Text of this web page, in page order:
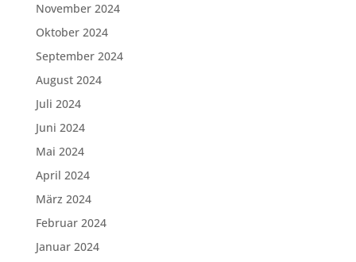
November 2024
Oktober 2024
September 2024
August 2024
Juli 2024
Juni 2024
Mai 2024
April 2024
März 2024
Februar 2024
Januar 2024